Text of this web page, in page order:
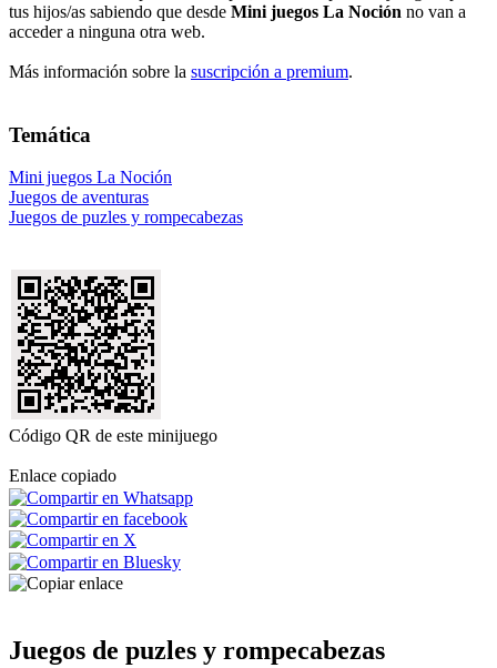
tus hijos/as sabiendo que desde Mini juegos La Noción no van a
acceder a ninguna otra web.
Más información sobre la suscripción a premium.
Temática
Mini juegos La Noción
Juegos de aventuras
Juegos de puzles y rompecabezas
Código QR de este minijuego
Enlace copiado
Juegos de puzles y rompecabezas